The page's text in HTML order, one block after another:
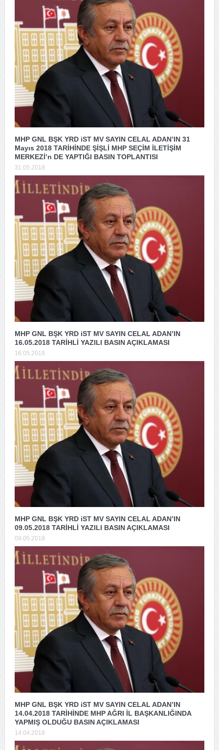
MHP GNL BŞK YRD iST MV SAYIN CELAL ADAN’IN 31
Mayıs 2018 TARİHİNDE ŞİŞLİ MHP SEÇİM İLETİŞİM
MERKEZİ’n DE YAPTIĞI BASIN TOPLANTISI
31.05.2018
MHP GNL BŞK YRD iST MV SAYIN CELAL ADAN’IN
16.05.2018 TARİHLİ YAZILI BASIN AÇIKLAMASI
16.05.2018
MHP GNL BŞK YRD iST MV SAYIN CELAL ADAN’IN
09.05.2018 TARİHLİ YAZILI BASIN AÇIKLAMASI
09.05.2018
MHP GNL BŞK YRD iST MV SAYIN CELAL ADAN’IN
14.04.2018 TARİHİNDE MHP AĞRI İL BAŞKANLIĞINDA
YAPMIŞ OLDUĞU BASIN AÇIKLAMASI
14.04.2018